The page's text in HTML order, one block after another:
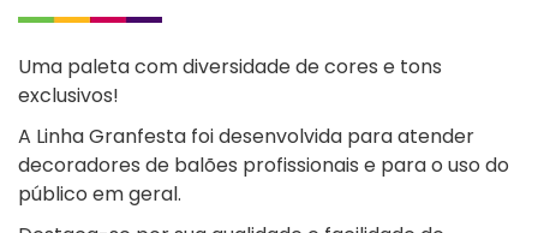
Uma paleta com diversidade de cores e tons
exclusivos!
A Linha Granfesta foi desenvolvida para atender
decoradores de balões profissionais e para o uso do
público em geral.